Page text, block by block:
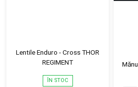
Lentile Enduro - Cross THOR
REGIMENT
ÎN STOC